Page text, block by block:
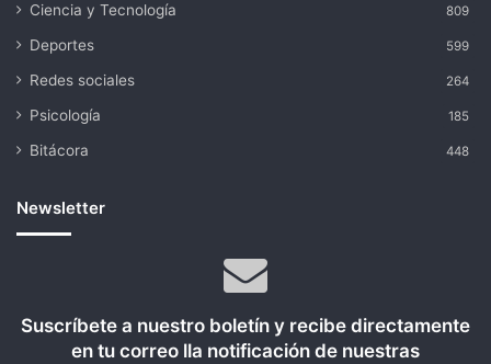
Ciencia y Tecnología 809
Deportes 599
Redes sociales 264
Psicología 185
Bitácora 448
Newsletter
Suscríbete a nuestro boletín y recibe directamente
en tu correo lla notificación de nuestras